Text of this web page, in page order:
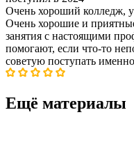
Очень хороший колледж,
Очень хорошие и
занятия с настоящими
помогают, если что-то
советую поступать
Ещё материалы